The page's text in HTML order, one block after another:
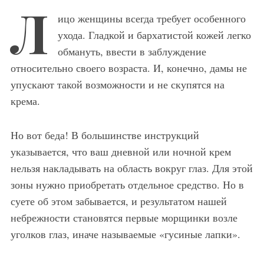
Л
ицо женщины всегда требует особенного
ухода. Гладкой и бархатистой кожей легко
обмануть, ввести в заблуждение
относительно своего возраста. И, конечно, дамы не
упускают такой возможности и не скупятся на
крема.
Но вот беда! В большинстве инструкций
указывается, что ваш дневной или ночной крем
нельзя накладывать на область вокруг глаз. Для этой
зоны нужно приобретать отдельное средство. Но в
суете об этом забывается, и результатом нашей
небрежности становятся первые морщинки возле
уголков глаз, иначе называемые «гусиные лапки».